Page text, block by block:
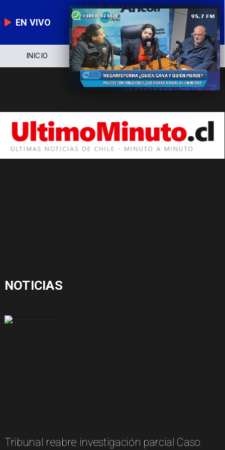
EN VIVO
INICIO NOTICIERO POLÍTICA
NOTICIAS
Tribunal reabre investigación parcial Caso